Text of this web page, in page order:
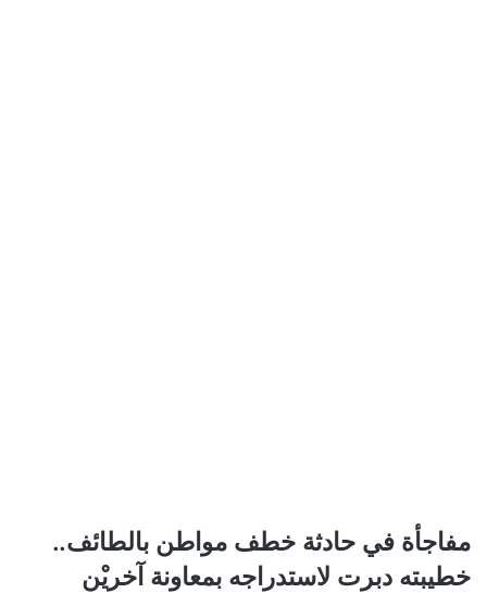
مفاجأة
في
حادثة
مفاجأة في حادثة خطف مواطن بالطائف..
خطيبته دبرت لاستدراجه بمعاونة آخريْن